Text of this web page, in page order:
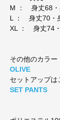
M ： 身丈68・
L ： 身丈70・
XL ： 身丈74・
その他のカラー
OLIVE
セットアップは
SET PANTS